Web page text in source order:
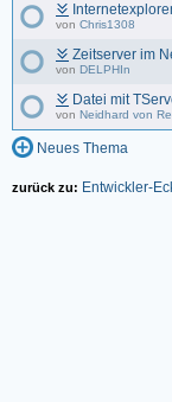
von Chris1308
Zeitserver im
von DELPHIn
Datei mit
von Neidhard von
Neues Thema
zurück zu: Entwickler-